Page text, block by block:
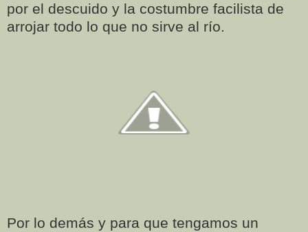
por el descuido y la costumbre facilista de
arrojar todo lo que no sirve al río.
Por lo demás y para que tengamos un